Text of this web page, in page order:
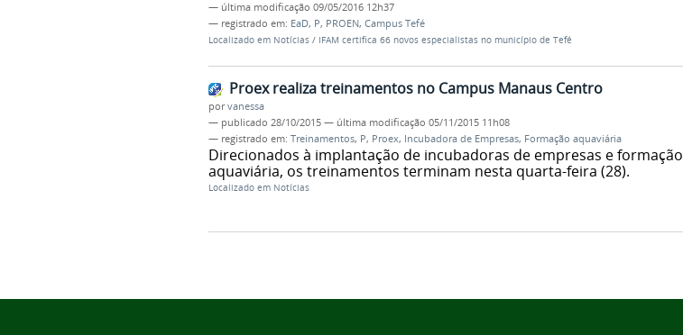
— última modificação 09/05/2016 12h37
— registrado em: EaD, P, PROEN, Campus Tefé
Localizado em Notícias / IFAM certifica 66 novos especialistas no município de Tefé
Proex realiza treinamentos no Campus Manaus Centro
porvanessa
— publicado 28/10/2015 — última modificação 05/11/2015 11h08
— registrado em: Treinamentos, P, Proex, Incubadora de Empresas, Formação aquaviária
Direcionados à implantação de incubadoras de empresas e formação
aquaviária, os treinamentos terminam nesta quarta-feira (28).
Localizado em Notícias